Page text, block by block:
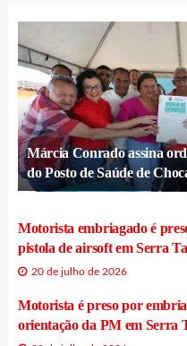
Márcia Conrado assina
do Posto de Saúde de
Motorista embriagado é
pistola de airsoft em Serra
20 de julho de 2026
Motorista é preso por
orientação da PM em Serra